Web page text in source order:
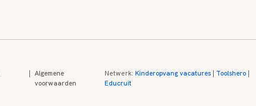
Algemene
voorwaarden
Netwerk: Kinderopvang vacatures| Toolshero|
Educruit